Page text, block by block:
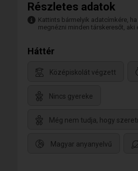
Részletes adatok
Kattints bármelyik adatcímkére, ha
megnézni minden társkeresőt, aki
Háttér
Középiskolát végzett
Nincs gyereke
Még nem tudja, hogy
Magyar anyanyelvű